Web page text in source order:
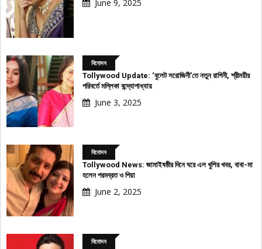
June 9, 2025
বিনোদন
Tollywood Update: ‘বুলেট সরোজিনী’তে নতুন রাগিনী, শ্রীময়ীর
পরিবর্তে মল্লিকা বন্দ্যোপাধ্যায়
June 3, 2025
বিনোদন
Tollywood News: জামাইষষ্ঠীর দিনে ঘরে এল খুশির খবর, বাবা-মা
হলেন পরমব্রত ও পিয়া
June 2, 2025
বিনোদন